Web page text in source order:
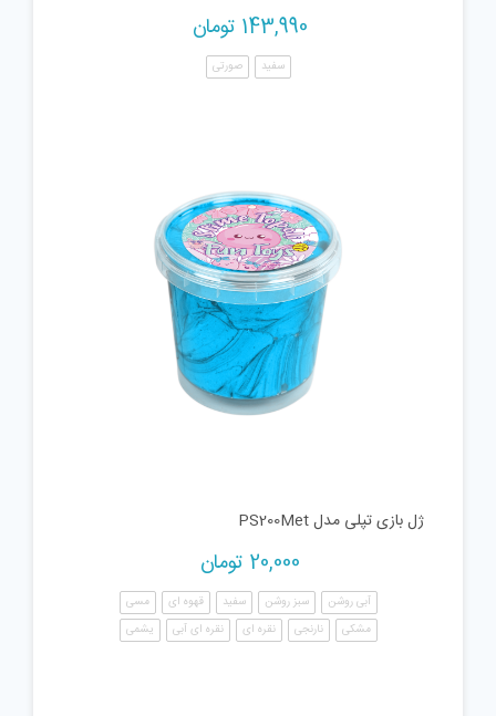
143,990 تومان
سفید صورتی
ژل بازی تپلی مدل PS200Met
20,000 تومان
آبی روشن سبز روشن سفید قهوه ای
مسی
مشکی
نارنجی نقره ای نقره ای آبی یشمی